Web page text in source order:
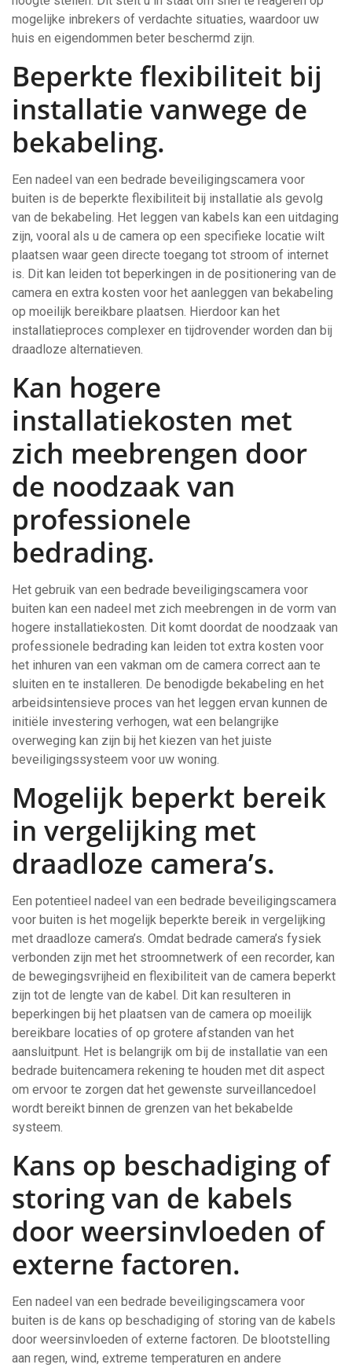
mogelijke inbrekers of verdachte situaties, waardoor uw
huis en eigendommen beter beschermd zijn.
Beperkte flexibiliteit bij
installatie vanwege de
bekabeling.
Een nadeel van een bedrade beveiligingscamera voor
buiten is de beperkte flexibiliteit bij installatie als gevolg
van de bekabeling. Het leggen van kabels kan een uitdaging
zijn, vooral als u de camera op een specifieke locatie wilt
plaatsen waar geen directe toegang tot stroom of internet
is. Dit kan leiden tot beperkingen in de positionering van de
camera en extra kosten voor het aanleggen van bekabeling
op moeilijk bereikbare plaatsen. Hierdoor kan het
installatieproces complexer en tijdrovender worden dan bij
draadloze alternatieven.
Kan hogere
installatiekosten met
zich meebrengen door
de noodzaak van
professionele
bedrading.
Het gebruik van een bedrade beveiligingscamera voor
buiten kan een nadeel met zich meebrengen in de vorm van
hogere installatiekosten. Dit komt doordat de noodzaak van
professionele bedrading kan leiden tot extra kosten voor
het inhuren van een vakman om de camera correct aan te
sluiten en te installeren. De benodigde bekabeling en het
arbeidsintensieve proces van het leggen ervan kunnen de
initiële investering verhogen, wat een belangrijke
overweging kan zijn bij het kiezen van het juiste
beveiligingssysteem voor uw woning.
Mogelijk beperkt bereik
in vergelijking met
draadloze camera’s.
Een potentieel nadeel van een bedrade beveiligingscamera
voor buiten is het mogelijk beperkte bereik in vergelijking
met draadloze camera’s. Omdat bedrade camera’s fysiek
verbonden zijn met het stroomnetwerk of een recorder, kan
de bewegingsvrijheid en flexibiliteit van de camera beperkt
zijn tot de lengte van de kabel. Dit kan resulteren in
beperkingen bij het plaatsen van de camera op moeilijk
bereikbare locaties of op grotere afstanden van het
aansluitpunt. Het is belangrijk om bij de installatie van een
bedrade buitencamera rekening te houden met dit aspect
om ervoor te zorgen dat het gewenste surveillancedoel
wordt bereikt binnen de grenzen van het bekabelde
systeem.
Kans op beschadiging of
storing van de kabels
door weersinvloeden of
externe factoren.
Een nadeel van een bedrade beveiligingscamera voor
buiten is de kans op beschadiging of storing van de kabels
door weersinvloeden of externe factoren. De blootstelling
aan regen, wind, extreme temperaturen en andere